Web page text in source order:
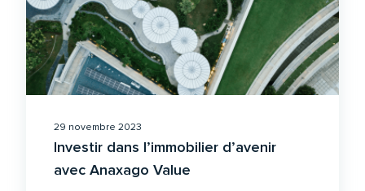
29 novembre 2023
Investir dans l’immobilier d’avenir
avec Anaxago Value